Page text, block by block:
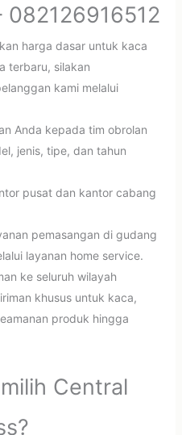
082126916512
harga dasar untuk kaca
terbaru, silakan
kami melalui
Anda kepada tim obrolan
jenis, tipe, dan tahun
pusat dan kantor cabang
pemasangan di gudang
layanan home service.
ke seluruh wilayah
khusus untuk kaca,
produk hingga
Central